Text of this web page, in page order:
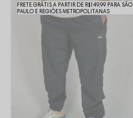
FRETE GRÁTIS A PARTIR DE R$149,99 PARA SÃO
PAULO E REGIÕES METROPOLITANAS